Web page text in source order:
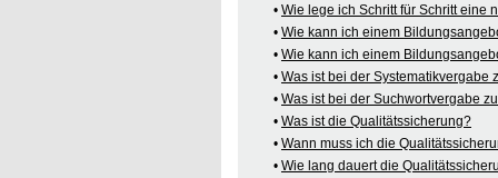
• Wie lege ich Schritt für Schritt eine
• Wie kann ich einem
• Wie kann ich einem
• Was ist bei der Systematikvergabe
• Was ist bei der Suchwortvergabe
• Was ist die Qualitätssicherung?
• Wann muss ich die
• Wie lang dauert die